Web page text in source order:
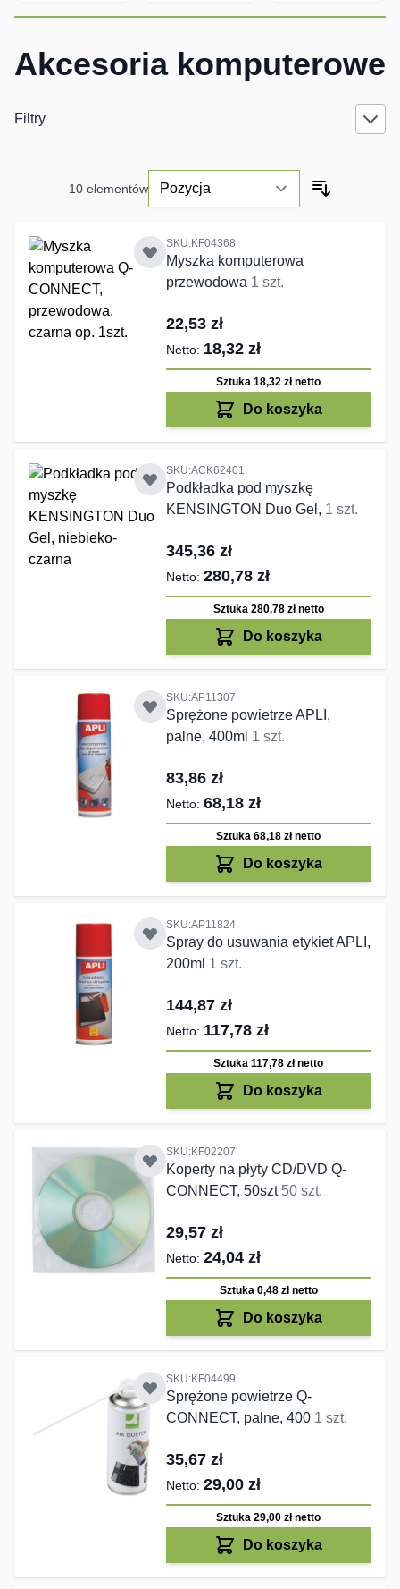
Akcesoria komputerowe
Filtry
10elementów
SKU:KF04368
Myszka komputerowa
przewodowa 1 szt.
22,53 zł
18,32 zł
Sztuka 18,32 złnetto
Do koszyka
SKU:ACK62401
Podkładka pod myszkę
KENSINGTON Duo Gel, 1 szt.
345,36 zł
280,78 zł
Sztuka 280,78 złnetto
Do koszyka
SKU:AP11307
Sprężone powietrze APLI,
palne, 400ml 1 szt.
83,86 zł
68,18 zł
Sztuka 68,18 złnetto
Do koszyka
SKU:AP11824
Spray do usuwania etykiet APLI,
200ml 1 szt.
144,87 zł
117,78 zł
Sztuka 117,78 złnetto
Do koszyka
SKU:KF02207
Koperty na płyty CD/DVD Q-
CONNECT, 50szt 50 szt.
29,57 zł
24,04 zł
Sztuka 0,48 złnetto
Do koszyka
SKU:KF04499
Sprężone powietrze Q-
CONNECT, palne, 400 1 szt.
35,67 zł
29,00 zł
Sztuka 29,00 złnetto
Do koszyka